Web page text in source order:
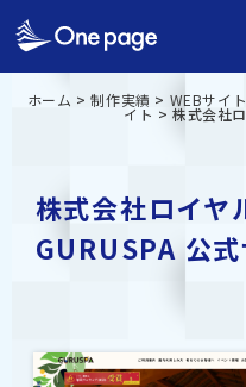
ホーム >制作実績 > WEBサイ
イト > 株式会社
株式会社ロイヤ
GURUSPA 公式